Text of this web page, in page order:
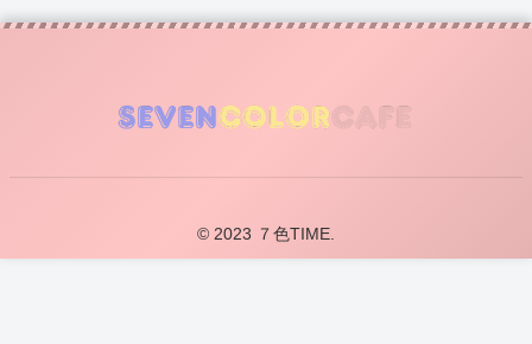
© 2023 ７色TIME.